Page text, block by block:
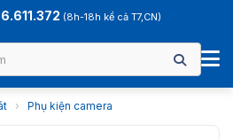
(8h-18h kể cả T7,CN)
› Phụ kiện camera